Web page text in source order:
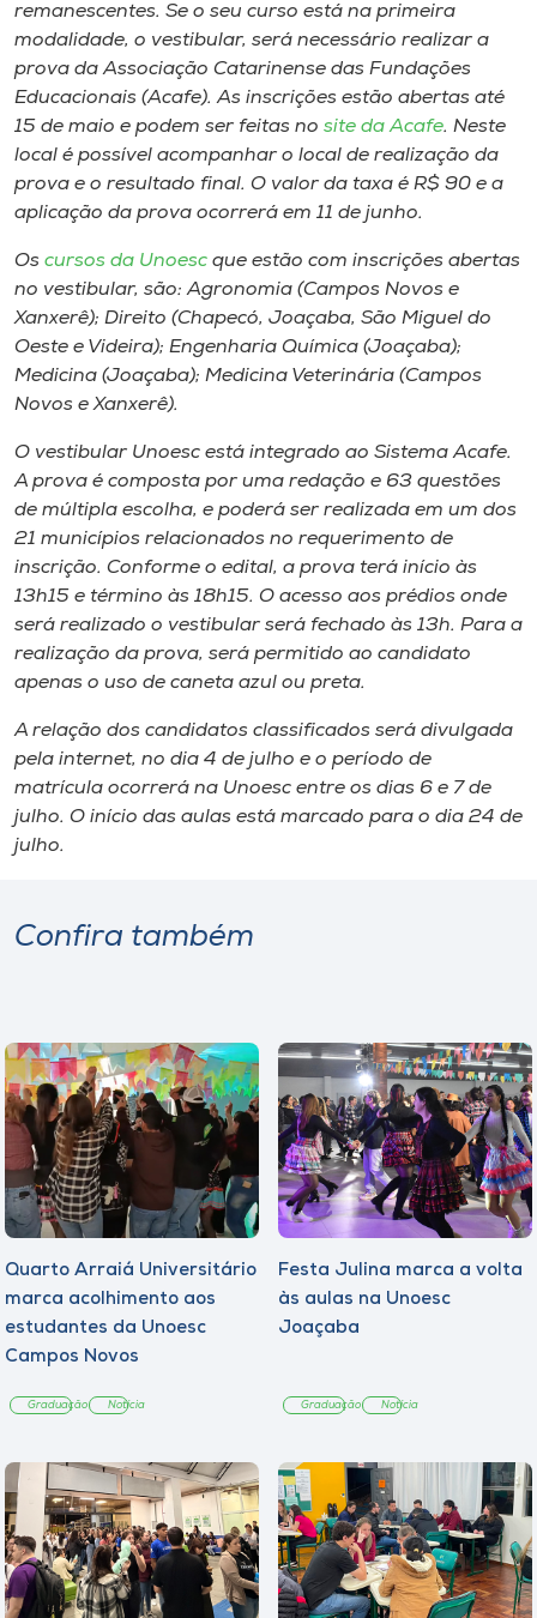
Museu
Unoesc
Store
o idioma
remanescentes. Se o seu curso está na primeira
modalidade, o vestibular, será necessário realizar a
prova da Associação Catarinense das Fundações
Educacionais (Acafe). As inscrições estão abertas até
15 de maio e podem ser feitas no site da Acafe. Neste
local é possível acompanhar o local de realização da
prova e o resultado final. O valor da taxa é R$ 90 e a
aplicação da prova ocorrerá em 11 de junho.
Os cursos da Unoesc que estão com inscrições abertas
no vestibular, são: Agronomia (Campos Novos e
Xanxerê); Direito (Chapecó, Joaçaba, São Miguel do
Oeste e Videira); Engenharia Química (Joaçaba);
Medicina (Joaçaba); Medicina Veterinária (Campos
Novos e Xanxerê).
O vestibular Unoesc está integrado ao Sistema Acafe.
A prova é composta por uma redação e 63 questões
de múltipla escolha, e poderá ser realizada em um dos
21 municípios relacionados no requerimento de
inscrição. Conforme o edital, a prova terá início às
13h15 e término às 18h15. O acesso aos prédios onde
será realizado o vestibular será fechado às 13h. Para a
realização da prova, será permitido ao candidato
apenas o uso de caneta azul ou preta.
A relação dos candidatos classificados será divulgada
pela internet, no dia 4 de julho e o período de
matrícula ocorrerá na Unoesc entre os dias 6 e 7 de
julho. O início das aulas está marcado para o dia 24 de
julho.
Confira também
Quarto Arraiá Universitário
marca acolhimento aos
estudantes da Unoesc
Campos Novos
Graduação Notícia
Festa Julina marca a volta
às aulas na Unoesc
Joaçaba
Graduação Notícia